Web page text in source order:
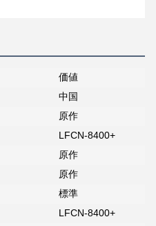
価値
中国
原作
LFCN-8400+
原作
原作
標準
LFCN-8400+